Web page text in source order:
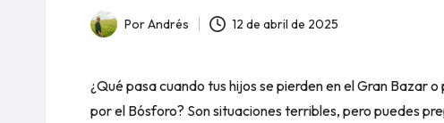
Publicado
PorAndrés 12 de abril de 2025
¿Qué pasa cuando tus hijos se pierden en el Gran Bazar
por el Bósforo? Son situaciones terribles, pero puedes